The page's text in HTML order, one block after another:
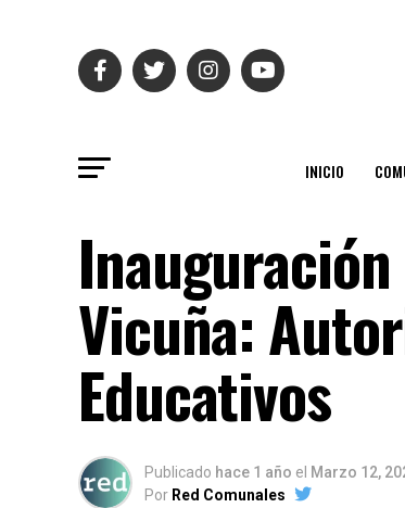
INICIO
Vicuña:
Educativos
Publicado hace 1 año el Marzo 12,
Por Red Comunales